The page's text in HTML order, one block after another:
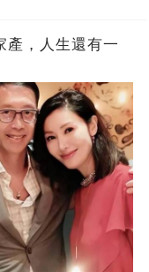
產，人生還有一